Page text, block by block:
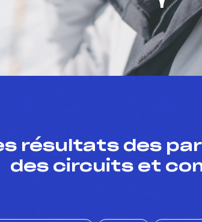
résultats des
des circuits et